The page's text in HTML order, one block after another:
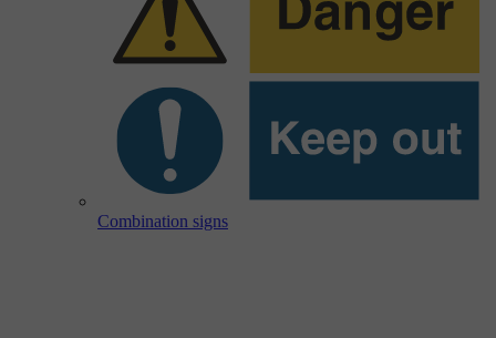
Combination signs